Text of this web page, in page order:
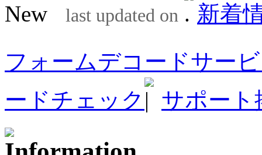
last updated on
新着
フォームデコードサー
ードチェック
サポート